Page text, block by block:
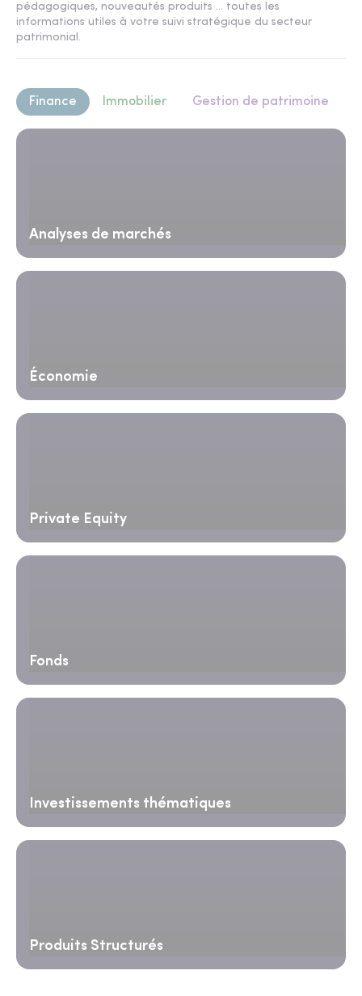
pédagogiques, nouveautés produits ... toutes les
informations utiles à votre suivi stratégique du secteur
patrimonial.
Finance Immobilier Gestion de patrimoine
Analyses de marchés
Économie
Private Equity
Fonds
Investissements thématiques
Produits Structurés